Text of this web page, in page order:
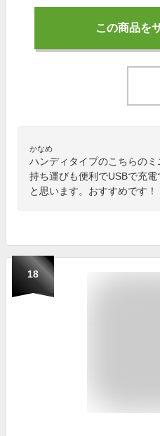
この商品を
かなめ
ハンディタイプのこちらの
持ち運びも便利でUSBで充
と思います。おすすめです！
18